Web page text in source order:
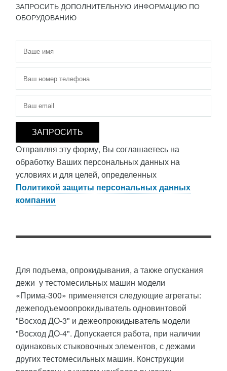
ЗАПРОСИТЬ ДОПОЛНИТЕЛЬНУЮ ИНФОРМАЦИЮ ПО
ОБОРУДОВАНИЮ
Имя
Телефон
Электронная почта
Отправляя эту форму, Вы соглашаетесь на
обработку Ваших персональных данных на
условиях и для целей, определенных
Политикой защиты персональных данных
компании
Для подъема, опрокидывания, а также опускания
дежи у тестомесильных машин модели
«Прима-300» применяется следующие агрегаты:
дежеподъемоопрокидыватель одновинтовой
"Восход ДО-3" и дежеопрокидыватель модели
"Восход ДО-4". Допускается работа, при наличии
одинаковых стыковочных элементов, с дежами
других тестомесильных машин. Конструкции